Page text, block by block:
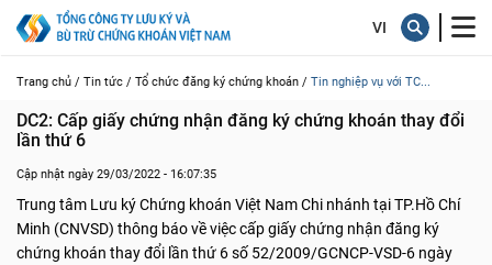
Trang chủ / Tin tức / Tổ chức đăng ký chứng khoán / Tin nghiệp vụ với TC...
DC2: Cấp giấy chứng nhận đăng ký chứng khoán thay đổi
lần thứ 6
Cập nhật ngày 29/03/2022 - 16:07:35
Trung tâm Lưu ký Chứng khoán Việt Nam Chi nhánh tại TP.Hồ Chí
Minh (CNVSD) thông báo về việc cấp giấy chứng nhận đăng ký
chứng khoán thay đổi lần thứ 6 số 52/2009/GCNCP-VSD-6 ngày